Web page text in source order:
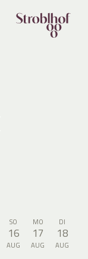
SO
16
AUG
MO
17
AUG
DI
18
AUG